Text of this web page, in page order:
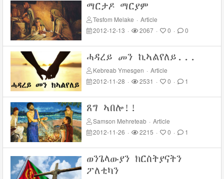
ማርታዶ ማርያም
Tesfom Melake · Article
2012-12-13 · 2067 · 0 · 0
ሓዳረይ መን ኪኣልየለይ...
Kebreab Ymesgen · Article
2012-11-28 · 2531 · 0 · 1
ጸግ ኣበሎ!!
Samson Mehreteab · Article
2012-11-26 · 2215 · 0 · 1
ወንጌላውያን ክርስትያናትን
ፖለቲካን